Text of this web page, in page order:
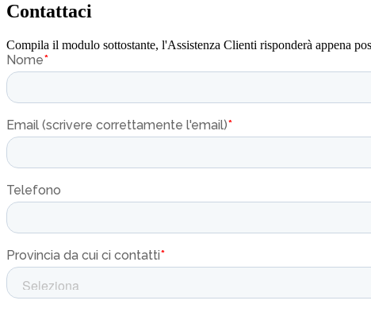
Contattaci
Compila il modulo sottostante, l'Assistenza Clienti risponderà appena